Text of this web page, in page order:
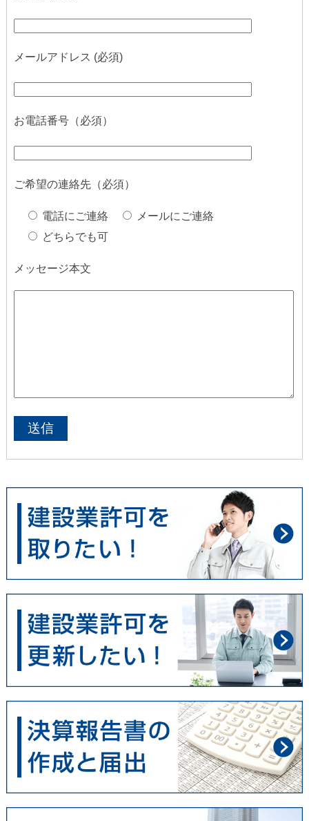
メールアドレス (必須)
お電話番号（必須）
ご希望の連絡先（必須）
電話にご連絡
メールにご連絡
どちらでも可
メッセージ本文